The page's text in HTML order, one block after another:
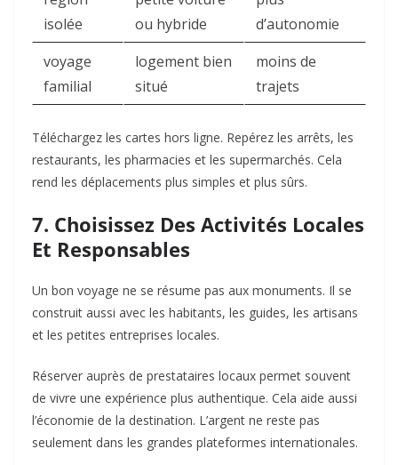
isolée
ou hybride
d’autonomie
voyage
familial
logement bien
situé
moins de
trajets
Téléchargez les cartes hors ligne. Repérez les arrêts, les
restaurants, les pharmacies et les supermarchés. Cela
rend les déplacements plus simples et plus sûrs.
7. Choisissez Des Activités Locales
Et Responsables
Un bon voyage ne se résume pas aux monuments. Il se
construit aussi avec les habitants, les guides, les artisans
et les petites entreprises locales.
Réserver auprès de prestataires locaux permet souvent
de vivre une expérience plus authentique. Cela aide aussi
l’économie de la destination. L’argent ne reste pas
seulement dans les grandes plateformes internationales.